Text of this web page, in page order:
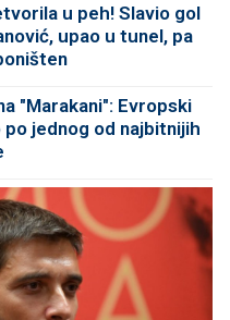
u peh! Slavio gol
upao u tunel, pa
"Marakani": Evropski
jednog od najbitnijih